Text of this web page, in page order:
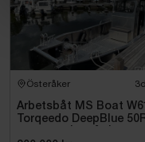
Österåker
Arbetsbåt MS Boat
Torqeedo DeepBlue